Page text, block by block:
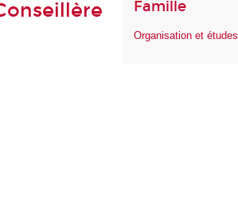
Famille
Organisation et études